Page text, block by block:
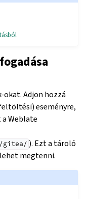
okat. Adjon hozzá
eseményre,
Weblate
gitea/ ). Ezt a tároló
megtenni.